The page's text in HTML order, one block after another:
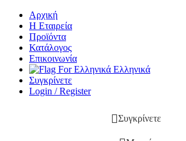
Αρχική
Η Εταιρεία
Προϊόντα
Κατάλογος
Επικοινωνία
Ελληνικά
Συγκρίνετε
Login / Register
Συγκρίνετε